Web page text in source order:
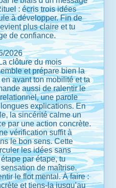
: écris trois idées
à développer. Fin de
plus claire et tu
de confiance.
2026
clôture du mois
et prépare bien la
avant ton mobilité et ta
aussi de ralentir le
une parole
explications. En
la sincérité calme un
par une action concrète.
vérification suffit à
le bon sens. Cette
les idées sans
par étape, tu
de maîtrise.
le flot mental. À faire :
et tiens-la jusqu’au